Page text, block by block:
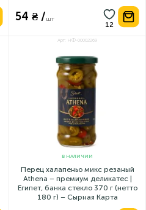
54 ₴ /шт
Арт: НФ-00002269
В НАЛИЧИИ
Перец халапеньо микс резаный
Athena – премиум деликатес |
Египет, банка стекло 370 г (нетто
180 г) – Сырная Карта